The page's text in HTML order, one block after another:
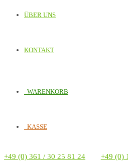
ÜBER UNS
KONTAKT
WARENKORB
KASSE
+49 (0) 361 / 30 25 81 24 +49 (0)